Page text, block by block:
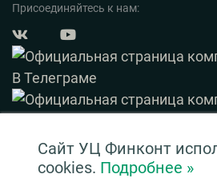
Присоединяйтесь к нам:
Нашли ошибку? Выделите ее и
Сайт УЦ Финконт
cookies. Подробнее »